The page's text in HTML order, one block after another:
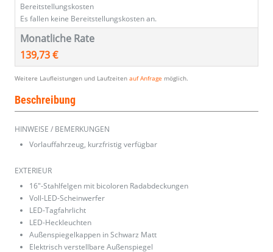
Bereitstellungskosten
Es fallen keine Bereitstellungskosten an.
Monatliche Rate
139,73 €
Weitere Laufleistungen und Laufzeiten auf Anfrage möglich.
Beschreibung
HINWEISE / BEMERKUNGEN
Vorlauffahrzeug, kurzfristig verfügbar
EXTERIEUR
16"-Stahlfelgen mit bicoloren Radabdeckungen
Voll-LED-Scheinwerfer
LED-Tagfahrlicht
LED-Heckleuchten
Außenspiegelkappen in Schwarz Matt
Elektrisch verstellbare Außenspiegel